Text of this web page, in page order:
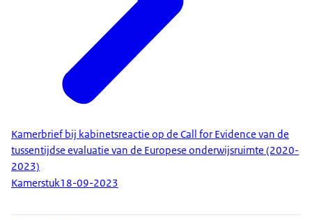
Kamerbrief bij kabinetsreactie op de Call for Evidence van de
tussentijdse evaluatie van de Europese onderwijsruimte (2020-
2023)
Kamerstuk18-09-2023